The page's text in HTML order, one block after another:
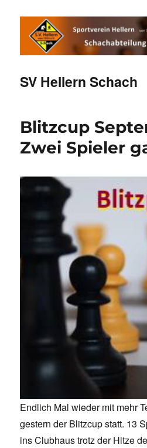
SV Hellern Schach
Blitzcup
Zwei Spieler
Endlich Mal wieder mit mehr
gestern der Blitzcup statt. 13
ins Clubhaus trotz der Hitze